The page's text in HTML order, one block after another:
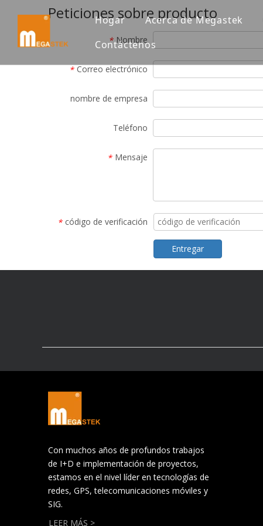
Hogar Acerca de Megastek
Contáctenos
Peticiones sobre producto
* Nombre
* Correo electrónico
nombre de empresa
Teléfono
* Mensaje
* código de verificación
Entregar
Con muchos años de profundos trabajos
de I+D e implementación de proyectos,
estamos en el nivel líder en tecnologías de
redes, GPS, telecomunicaciones móviles y
SIG.
LEER MÁS >